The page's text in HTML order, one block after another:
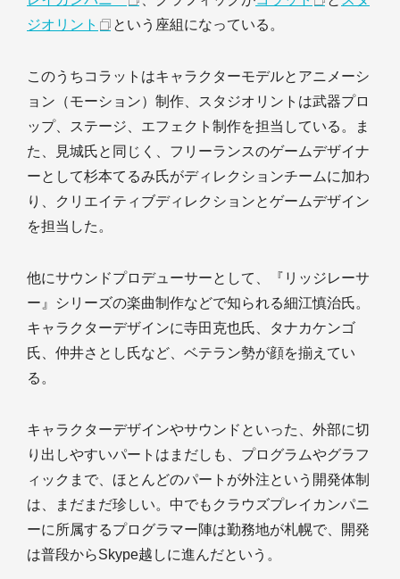
ジオリント
という座組になっている。
このうちコラットはキャラクターモデルとアニメーシ
ョン（モーション）制作、スタジオリントは武器プロ
ップ、ステージ、エフェクト制作を担当している。ま
た、見城氏と同じく、フリーランスのゲームデザイナ
ーとして杉本てるみ氏がディレクションチームに加わ
り、クリエイティブディレクションとゲームデザイン
を担当した。
他にサウンドプロデューサーとして、『リッジレーサ
ー』シリーズの楽曲制作などで知られる細江慎治氏。
キャラクターデザインに寺田克也氏、タナカケンゴ
氏、仲井さとし氏など、ベテラン勢が顔を揃えてい
る。
キャラクターデザインやサウンドといった、外部に切
り出しやすいパートはまだしも、プログラムやグラフ
ィックまで、ほとんどのパートが外注という開発体制
は、まだまだ珍しい。中でもクラウズプレイカンパニ
ーに所属するプログラマー陣は勤務地が札幌で、開発
は普段からSkype越しに進んだという。